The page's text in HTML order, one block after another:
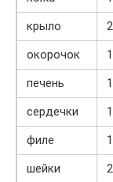
крыло
окорочок
печень
сердечки
филе
шейки